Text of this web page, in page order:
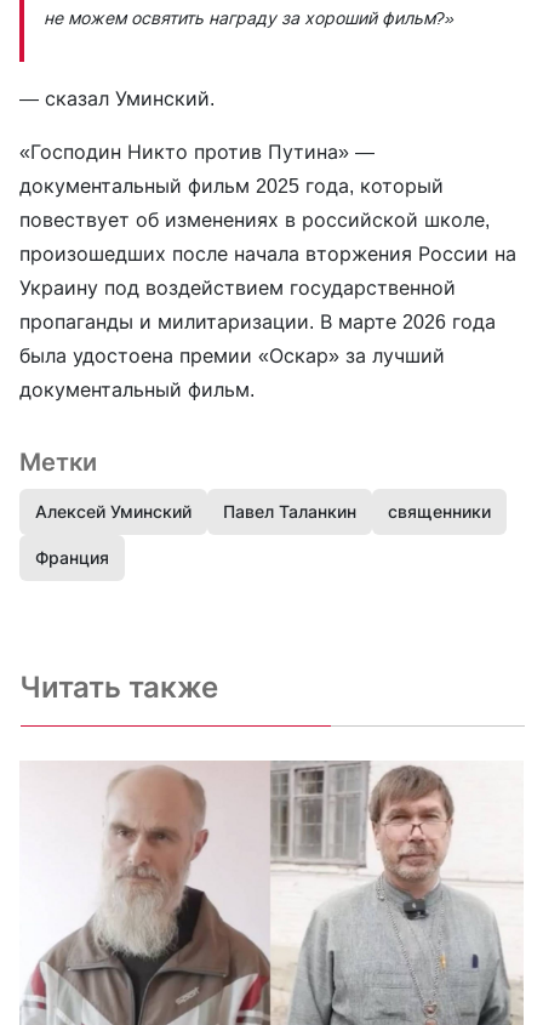
не можем освятить награду за хороший фильм?»
— сказал Уминский.
«Господин Никто против Путина» —
документальный фильм 2025 года, который
повествует об изменениях в российской школе,
произошедших после начала вторжения России на
Украину под воздействием государственной
пропаганды и милитаризации. В марте 2026 года
была удостоена премии «Оскар» за лучший
документальный фильм.
Метки
Алексей Уминский Павел Таланкин священники
Франция
Читать также